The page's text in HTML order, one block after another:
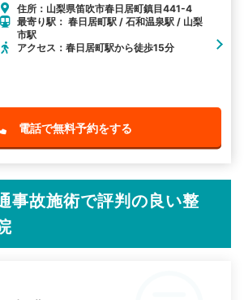
住所：山梨県笛吹市春日居町鎮目441-4
最寄り駅： 春日居町駅 / 石和温泉駅 / 山梨
市駅
アクセス：春日居町駅から徒歩15分
電話で無料予約をする
事故施術で評判の良い整